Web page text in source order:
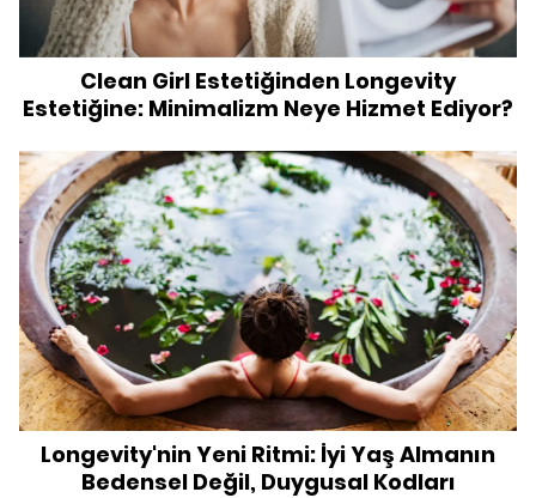
Clean Girl Estetiğinden Longevity
Estetiğine: Minimalizm Neye Hizmet Ediyor?
Longevity'nin Yeni Ritmi: İyi Yaş Almanın
Bedensel Değil, Duygusal Kodları